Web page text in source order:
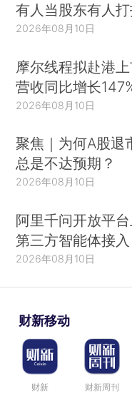
有人当股东有人
2026年08月10日
摩尔线程拟赴港
营收同比增长
2026年08月10日
聚焦｜为何A股退
总是不达预期？
2026年08月10日
阿里千问开放平
第三方智能体接入
2026年08月10日
财新移动
财新 财新周刊